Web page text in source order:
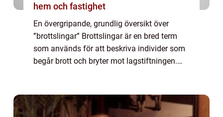
hem och fastighet
En övergripande, grundlig översikt över
”brottslingar” Brottslingar är en bred term
som används för att beskriva individer som
begår brott och bryter mot lagstiftningen.